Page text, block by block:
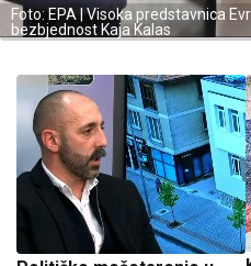
Foto: EPA | Visoka predstavnica
bezbjednost Kaja Kalas